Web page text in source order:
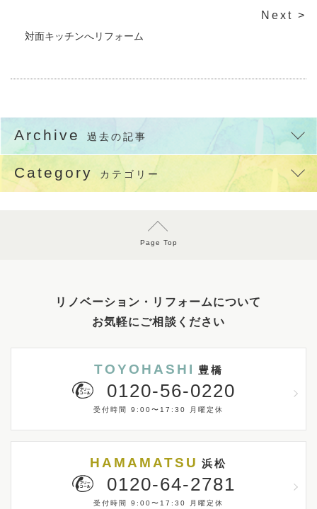
Next >
対面キッチンへリフォーム
Archive 過去の記事
Category カテゴリー
Page Top
リノベーション・リフォームについて
お気軽にご相談ください
TOYOHASHI 豊橋
0120-56-0220
受付時間 9:00〜17:30 月曜定休
HAMAMATSU 浜松
0120-64-2781
受付時間 9:00〜17:30 月曜定休